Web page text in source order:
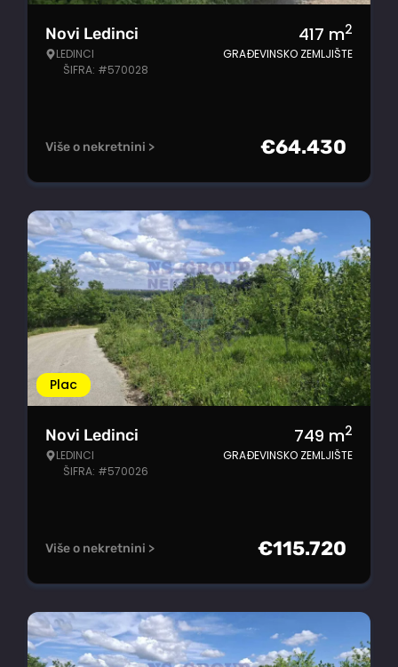
Novi Ledinci
LEDINCI
ŠIFRA: #570028
417 m2
GRAĐEVINSKO ZEMLJIŠTE
Više o nekretnini > €64.430
Plac
Novi Ledinci
LEDINCI
ŠIFRA: #570026
749 m2
GRAĐEVINSKO ZEMLJIŠTE
Više o nekretnini > €115.720